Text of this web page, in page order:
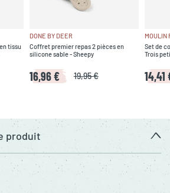
tissu
DONE BY DEER
Coffret premier repas 2 pièces en
silicone sable - Sheepy
16,96 € 19,95 €
MOULIN
Set de
Trois
14,41
produit